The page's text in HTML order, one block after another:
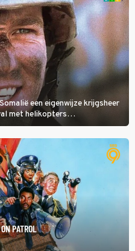
een eigenwijze krijgsheer
met helikopters
PATROL